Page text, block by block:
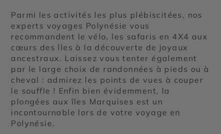
Parmi les activités les plus plébiscitées, nos
experts voyages Polynésie vous
recommandent le vélo, les safaris en 4X4 aux
cœurs des îles à la découverte de joyaux
ancestraux. Laissez vous tenter également
par le large choix de randonnées à pieds ou à
cheval : admirez les points de vues à couper
le souffle ! Enfin bien évidemment, la
plongées aux îles Marquises est un
incontournable lors de votre voyage en
Polynésie.